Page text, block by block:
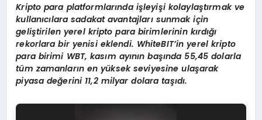
Kripto para platformlarında işleyişi kolaylaştırmak ve
kullanıcılara sadakat avantajları sunmak için
geliştirilen yerel kripto para birimlerinin kırdığı
rekorlara bir yenisi eklendi. WhiteBIT’in yerel kripto
para birimi WBT, kasım ayının başında 55,45 dolarla
tüm zamanların en yüksek seviyesine ulaşarak
piyasa değerini 11,2 milyar dolara taşıdı.